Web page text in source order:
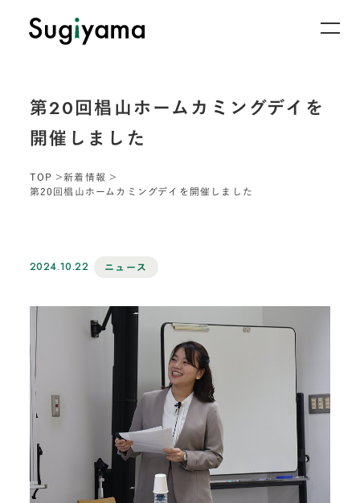
第20回椙山ホームカミングデイを
開催しました
TOP
新着情報
第20回椙山ホームカミングデイを開催しました
2024.10.22 ニュース